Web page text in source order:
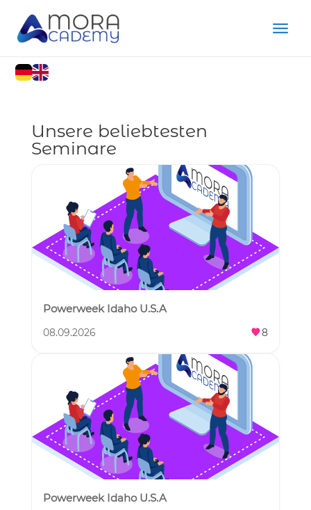
Unsere beliebtesten
Seminare
Powerweek Idaho U.S.A
08.09.2026 8
Powerweek Idaho U.S.A